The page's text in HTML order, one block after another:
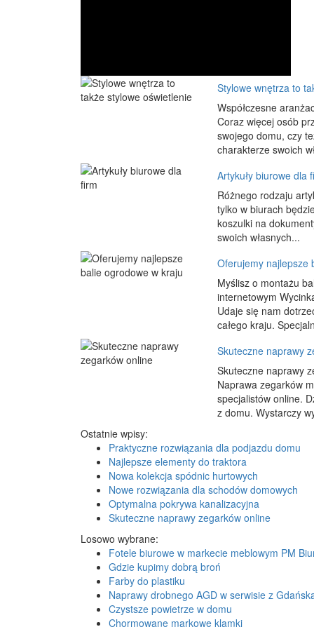
Stylowe wnętrza to
Współczesne
Coraz więcej osób
swojego domu, czy
charakterze swoich
Artykuły biurowe dla
Różnego rodzaju
tylko w biurach
koszulki na
swoich własnych...
Oferujemy najlepsze
Myślisz o montażu
internetowym
Udaje się nam
całego kraju.
Skuteczne naprawy
Skuteczne naprawy
Naprawa zegarków
specjalistów online.
z domu. Wystarczy
Ostatnie wpisy:
Praktyczne rozwiązania dla podjazdu domu
Najlepsze elementy do traktora
Nowa kolekcja spódnic hurtowych
Nowe rozwiązania dla schodów domowych
Optymalna pokrywa kanalizacyjna
Skuteczne naprawy zegarków online
Losowo wybrane:
Fotele biurowe w markecie meblowym PM
Gdzie kupimy dobrą broń
Farby do plastiku
Naprawy drobnego AGD w serwisie z
Czystsze powietrze w domu
Chormowane markowe klamki